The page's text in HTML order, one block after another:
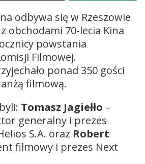
odbywa się w Rzeszowie
obchodami 70-lecia Kina
powstania
Filmowej.
ponad 350 gości
filmową.
Tomasz Jagiełło –
generalny i prezes
S.A. oraz Robert
filmowy i prezes Next